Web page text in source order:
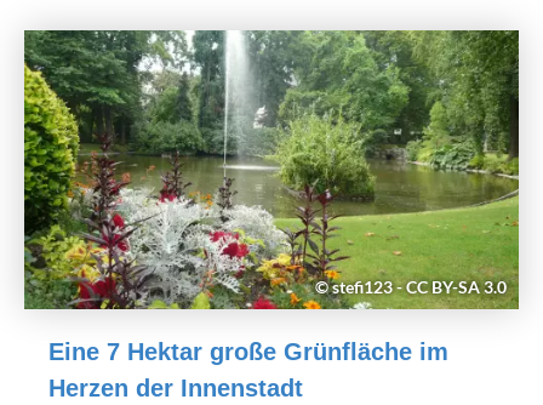
© stefi123 - CC BY-SA 3.0
Eine 7 Hektar große Grünfläche im
Herzen der Innenstadt